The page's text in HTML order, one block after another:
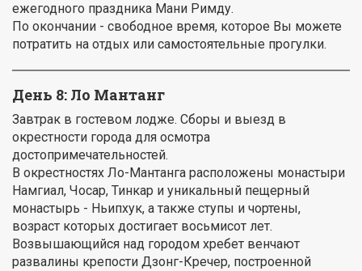
ежегодного праздника Мани Римду.
По окончании - свободное время, которое Вы можете
потратить на отдых или самостоятельные прогулки.
День 8: Ло Мантанг
Завтрак в гостевом лодже. Сборы и выезд в
окрестности города для осмотра
достопримечательностей.
В окрестностях Ло-Мантанга расположены монастыри
Намгиал, Чосар, Тинкар и уникальный пещерный
монастырь - Ньипхук, а также ступы и чортены,
возраст которых достигает восьмисот лет.
Возвышающийся над городом хребет венчают
развалины крепости Дзонг-Кречер, построенной